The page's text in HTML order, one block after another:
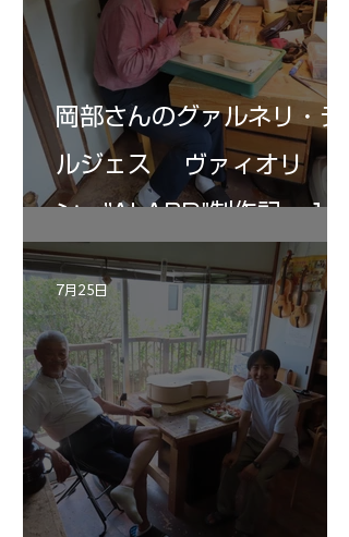
岡部さんのグァルネリ・デ
ルジェス ヴァィオリ
ン ”ALARD"制作記 １2
7月25日